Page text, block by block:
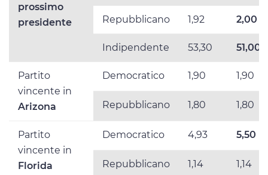
prossimo
presidente
Repubblicano 1,92 2,00
Indipendente 53,30 51,00
Partito
vincente in
Arizona
Democratico 1,90 1,90
Repubblicano 1,80 1,80
Partito
vincente in
Florida
Democratico 4,93 5,50
Repubblicano 1,14 1,14